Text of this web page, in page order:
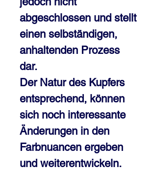
abgeschlossen und stellt
einen selbständigen,
anhaltenden Prozess
dar.
Der Natur des Kupfers
entsprechend, können
sich noch interessante
Änderungen in den
Farbnuancen ergeben
und weiterentwickeln.